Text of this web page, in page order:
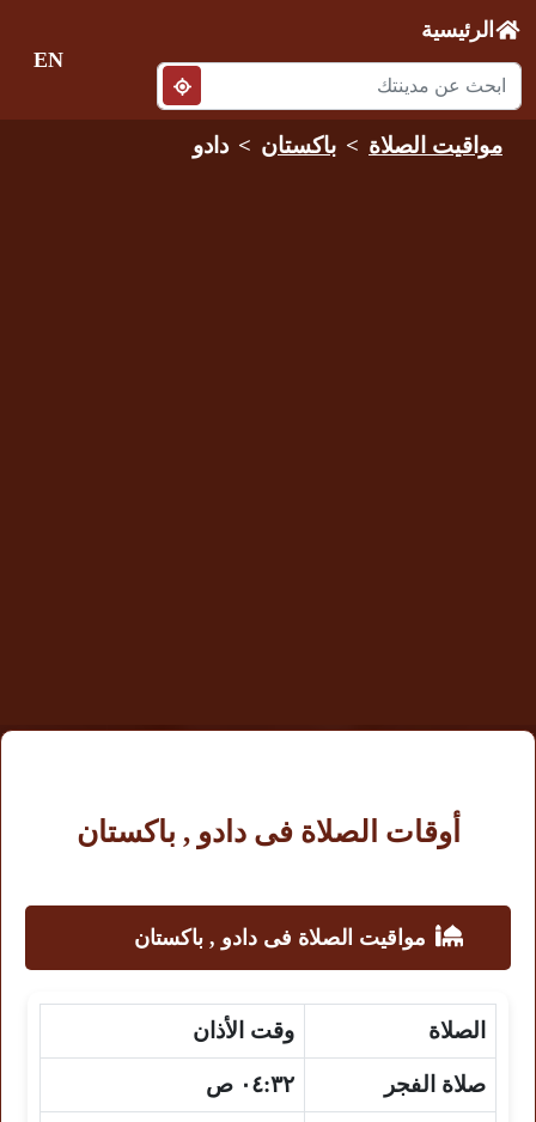
الرئيسية
EN
مواقيت الصلاة باكستان دادو
أوقات الصلاة فى دادو , باكستان
مواقيت الصلاة فى دادو , باكستان
الصلاة وقت الأذان
صلاة الفجر ٠٤:٣٢ ص